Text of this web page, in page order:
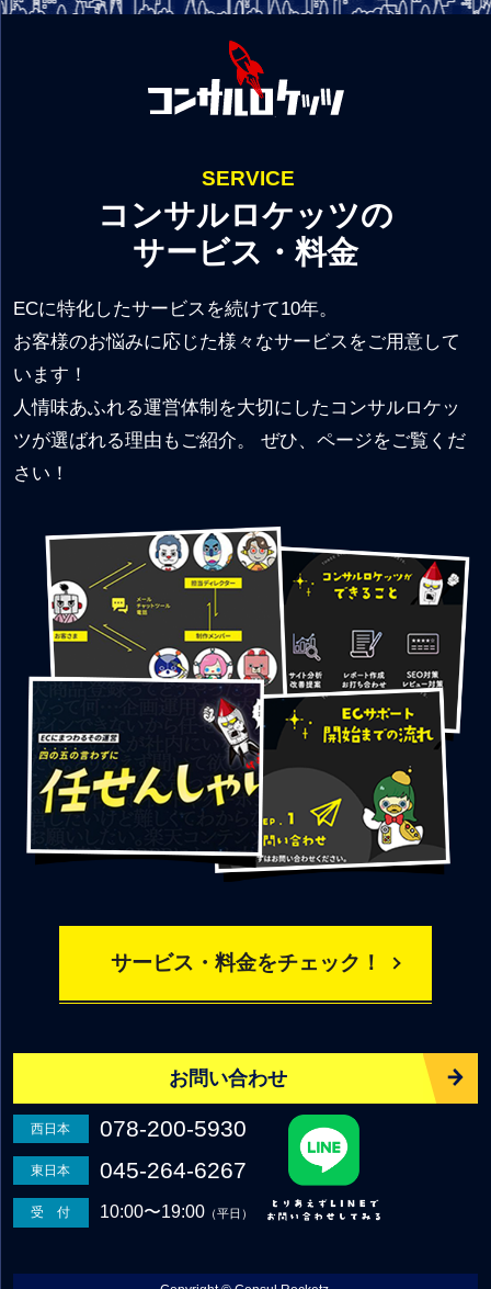
SERVICE
コンサルロケッツの
サービス・料金
ECに特化したサービスを続けて10年。
お客様のお悩みに応じた様々なサービスをご用意して
います！
人情味あふれる運営体制を大切にしたコンサルロケッ
ツが選ばれる理由もご紹介。 ぜひ、ページをご覧くだ
さい！
サービス・料金をチェック！
お問い合わせ
西日本 078-200-5930
東日本 045-264-6267
受 付 10:00〜19:00（平日）